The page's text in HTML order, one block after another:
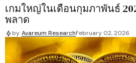
เกมใหญ่ในเดือนกุมภาพันธ์
พลาด
by Avareum ResearchFebruary 02, 2026